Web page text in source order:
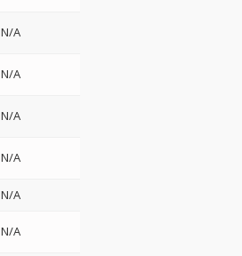
N/A
N/A
N/A
N/A
N/A
N/A